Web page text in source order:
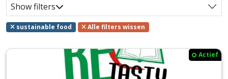
Show filters
sustainable food Alle filters wissen
Actief